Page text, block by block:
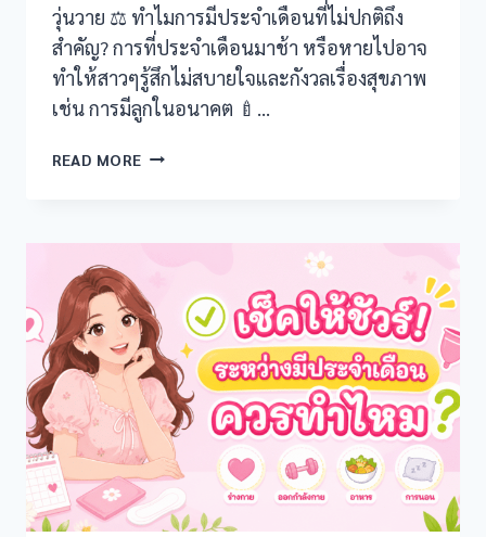
วุ่นวาย ⚖️ ทำไมการมีประจำเดือนที่ไม่ปกติถึง
สำคัญ? การที่ประจำเดือนมาช้า หรือหายไปอาจ
ทำให้สาวๆรู้สึกไม่สบายใจและกังวลเรื่องสุขภาพ
เช่น การมีลูกในอนาคต 🍼…
READ MOREPCOS
ยัง
ไง
บ้าง?!